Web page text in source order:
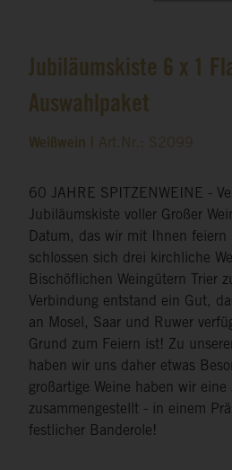
Jubiläumskiste 6 x 1
Auswahlpaket
Weißwein | Art.Nr.: S2099
60 JAHRE SPITZENWEINE -
Jubiläumskiste voller Großer
Datum, das wir mit Ihnen
schlossen sich drei kirchliche
Bischöflichen Weingütern Trier
Verbindung entstand ein Gut,
an Mosel, Saar und Ruwer
Grund zum Feiern ist! Zu
haben wir uns daher etwas
großartige Weine haben wir eine
zusammengestellt - in einem
festlicher Banderole!